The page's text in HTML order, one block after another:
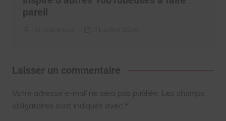
pareil
Laisser un commentaire
Votre adresse e-mail ne sera pas publiée. Les champs
obligatoires sont indiqués avec *